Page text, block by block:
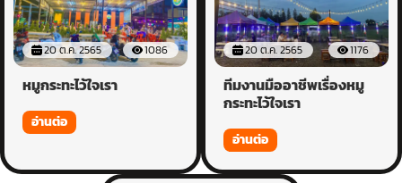
20 ต.ค. 2565 1086
หมูกระทะไว้ใจเรา
อ่านต่อ
20 ต.ค. 2565 1176
ทีมงานมืออาชีพเรื่องหมู
กระทะไว้ใจเรา
อ่านต่อ